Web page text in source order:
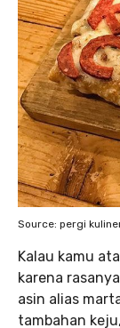
Source: pergi
Kalau kamu
karena
asin alias
tambahan